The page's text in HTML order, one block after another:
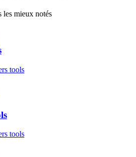
les mieux notés
tools
tools